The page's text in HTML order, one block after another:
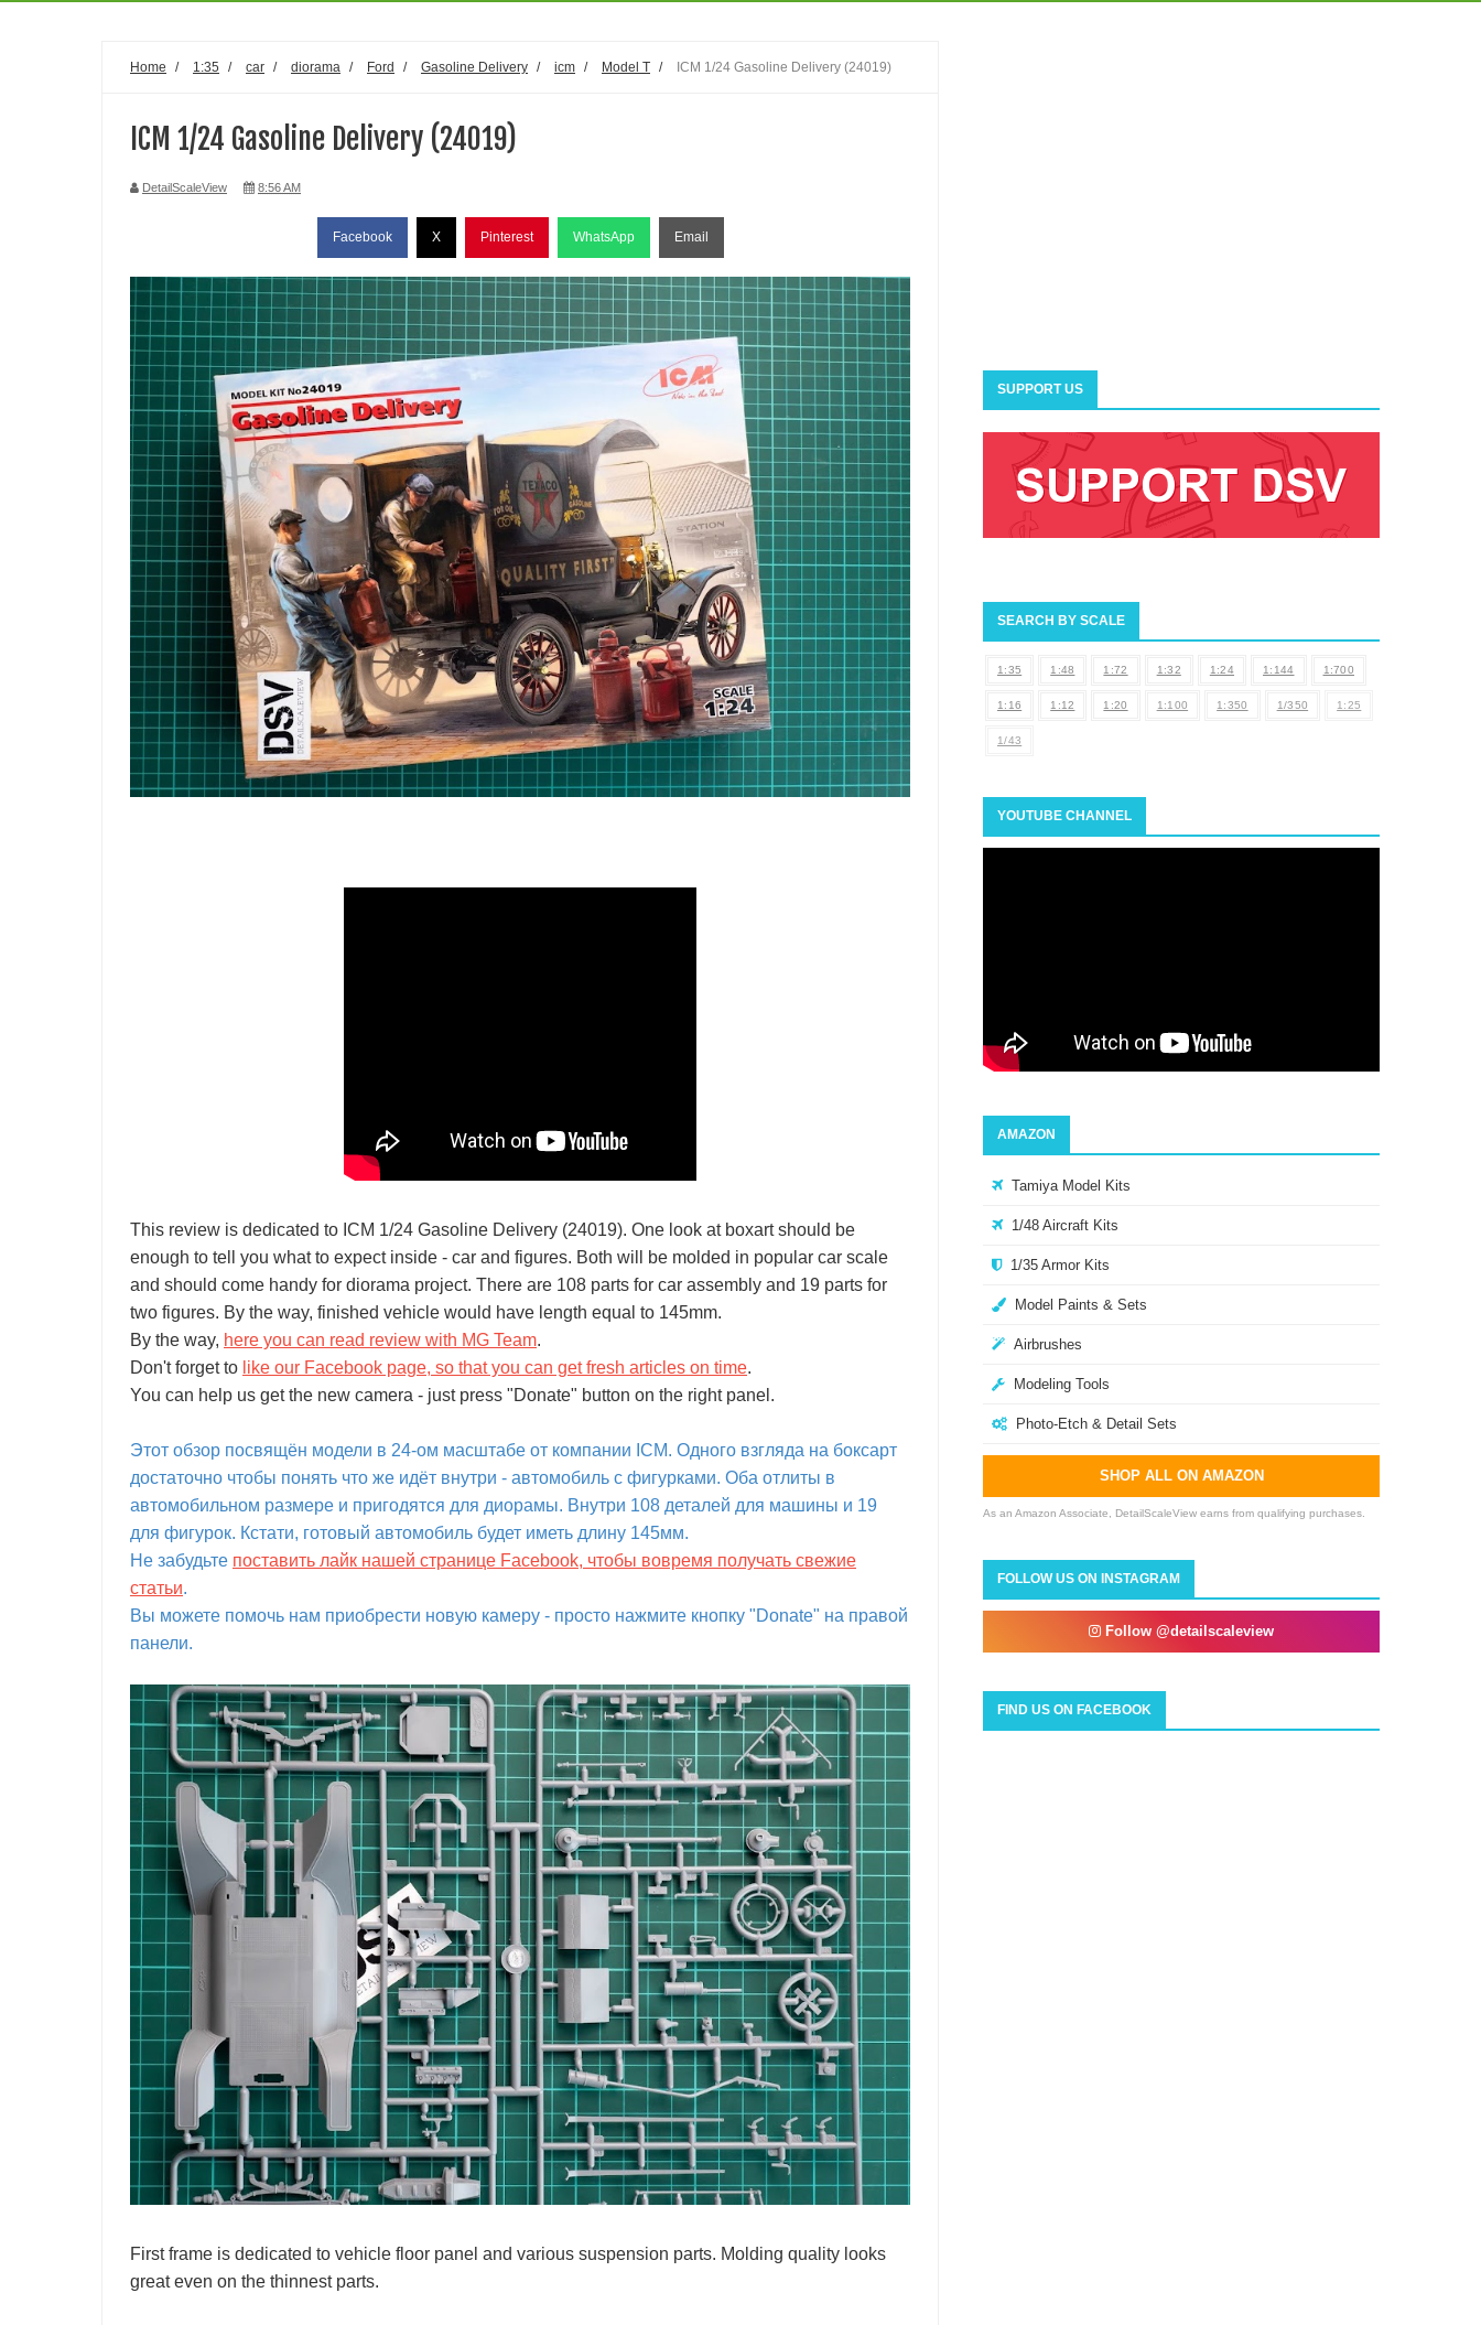
Home / 1:35 / car / diorama / Ford / Gasoline Delivery / icm / Model T / ICM 1/24 Gasoline Delivery (24019)
ICM 1/24 Gasoline Delivery (24019)
DetailScaleView 8:56 AM
Facebook X Pinterest WhatsApp Email
This review is dedicated to ICM 1/24 Gasoline Delivery (24019). One look at boxart should be
enough to tell you what to expect inside - car and figures. Both will be molded in popular car scale
and should come handy for diorama project. There are 108 parts for car assembly and 19 parts for
two figures. By the way, finished vehicle would have length equal to 145mm.
By the way, here you can read review with MG Team.
Don't forget to like our Facebook page, so that you can get fresh articles on time.
You can help us get the new camera - just press "Donate" button on the right panel.
Этот обзор посвящён модели в 24-ом масштабе от компании ICM. Одного взгляда на боксарт
достаточно чтобы понять что же идёт внутри - автомобиль с фигурками. Оба отлиты в
автомобильном размере и пригодятся для диорамы. Внутри 108 деталей для машины и 19
для фигурок. Кстати, готовый автомобиль будет иметь длину 145мм.
Не забудьте поставить лайк нашей странице Facebook, чтобы вовремя получать свежие
статьи.
Вы можете помочь нам приобрести новую камеру - просто нажмите кнопку "Donate" на правой
панели.
First frame is dedicated to vehicle floor panel and various suspension parts. Molding quality looks
great even on the thinnest parts.
SUPPORT US
SEARCH BY SCALE
1:35 1:48 1:72 1:32 1:24 1:144 1:700
1:16 1:12 1:20 1:100 1:350 1/350 1:25
1/43
YOUTUBE CHANNEL
AMAZON
Tamiya Model Kits
1/48 Aircraft Kits
1/35 Armor Kits
Model Paints & Sets
Airbrushes
Modeling Tools
Photo-Etch & Detail Sets
SHOP ALL ON AMAZON
As an Amazon Associate, DetailScaleView earns from qualifying purchases.
FOLLOW US ON INSTAGRAM
Follow @detailscaleview
FIND US ON FACEBOOK